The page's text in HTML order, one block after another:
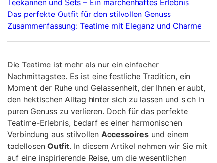
Teekannen und Sets – Ein märchenhaftes Erlebnis
Das perfekte Outfit für den stilvollen Genuss
Zusammenfassung: Teatime mit Eleganz und Charme
Die Teatime ist mehr als nur ein einfacher
Nachmittagstee. Es ist eine festliche Tradition, ein
Moment der Ruhe und Gelassenheit, der Ihnen erlaubt,
den hektischen Alltag hinter sich zu lassen und sich in
puren Genuss zu verlieren. Doch für das perfekte
Teatime-Erlebnis, bedarf es einer harmonischen
Verbindung aus stilvollen Accessoires und einem
tadellosen Outfit. In diesem Artikel nehmen wir Sie mit
auf eine inspirierende Reise, um die wesentlichen